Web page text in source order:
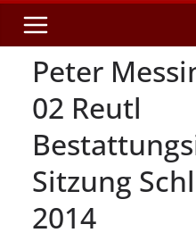
Peter
02 Reutl
Sitzung
2014